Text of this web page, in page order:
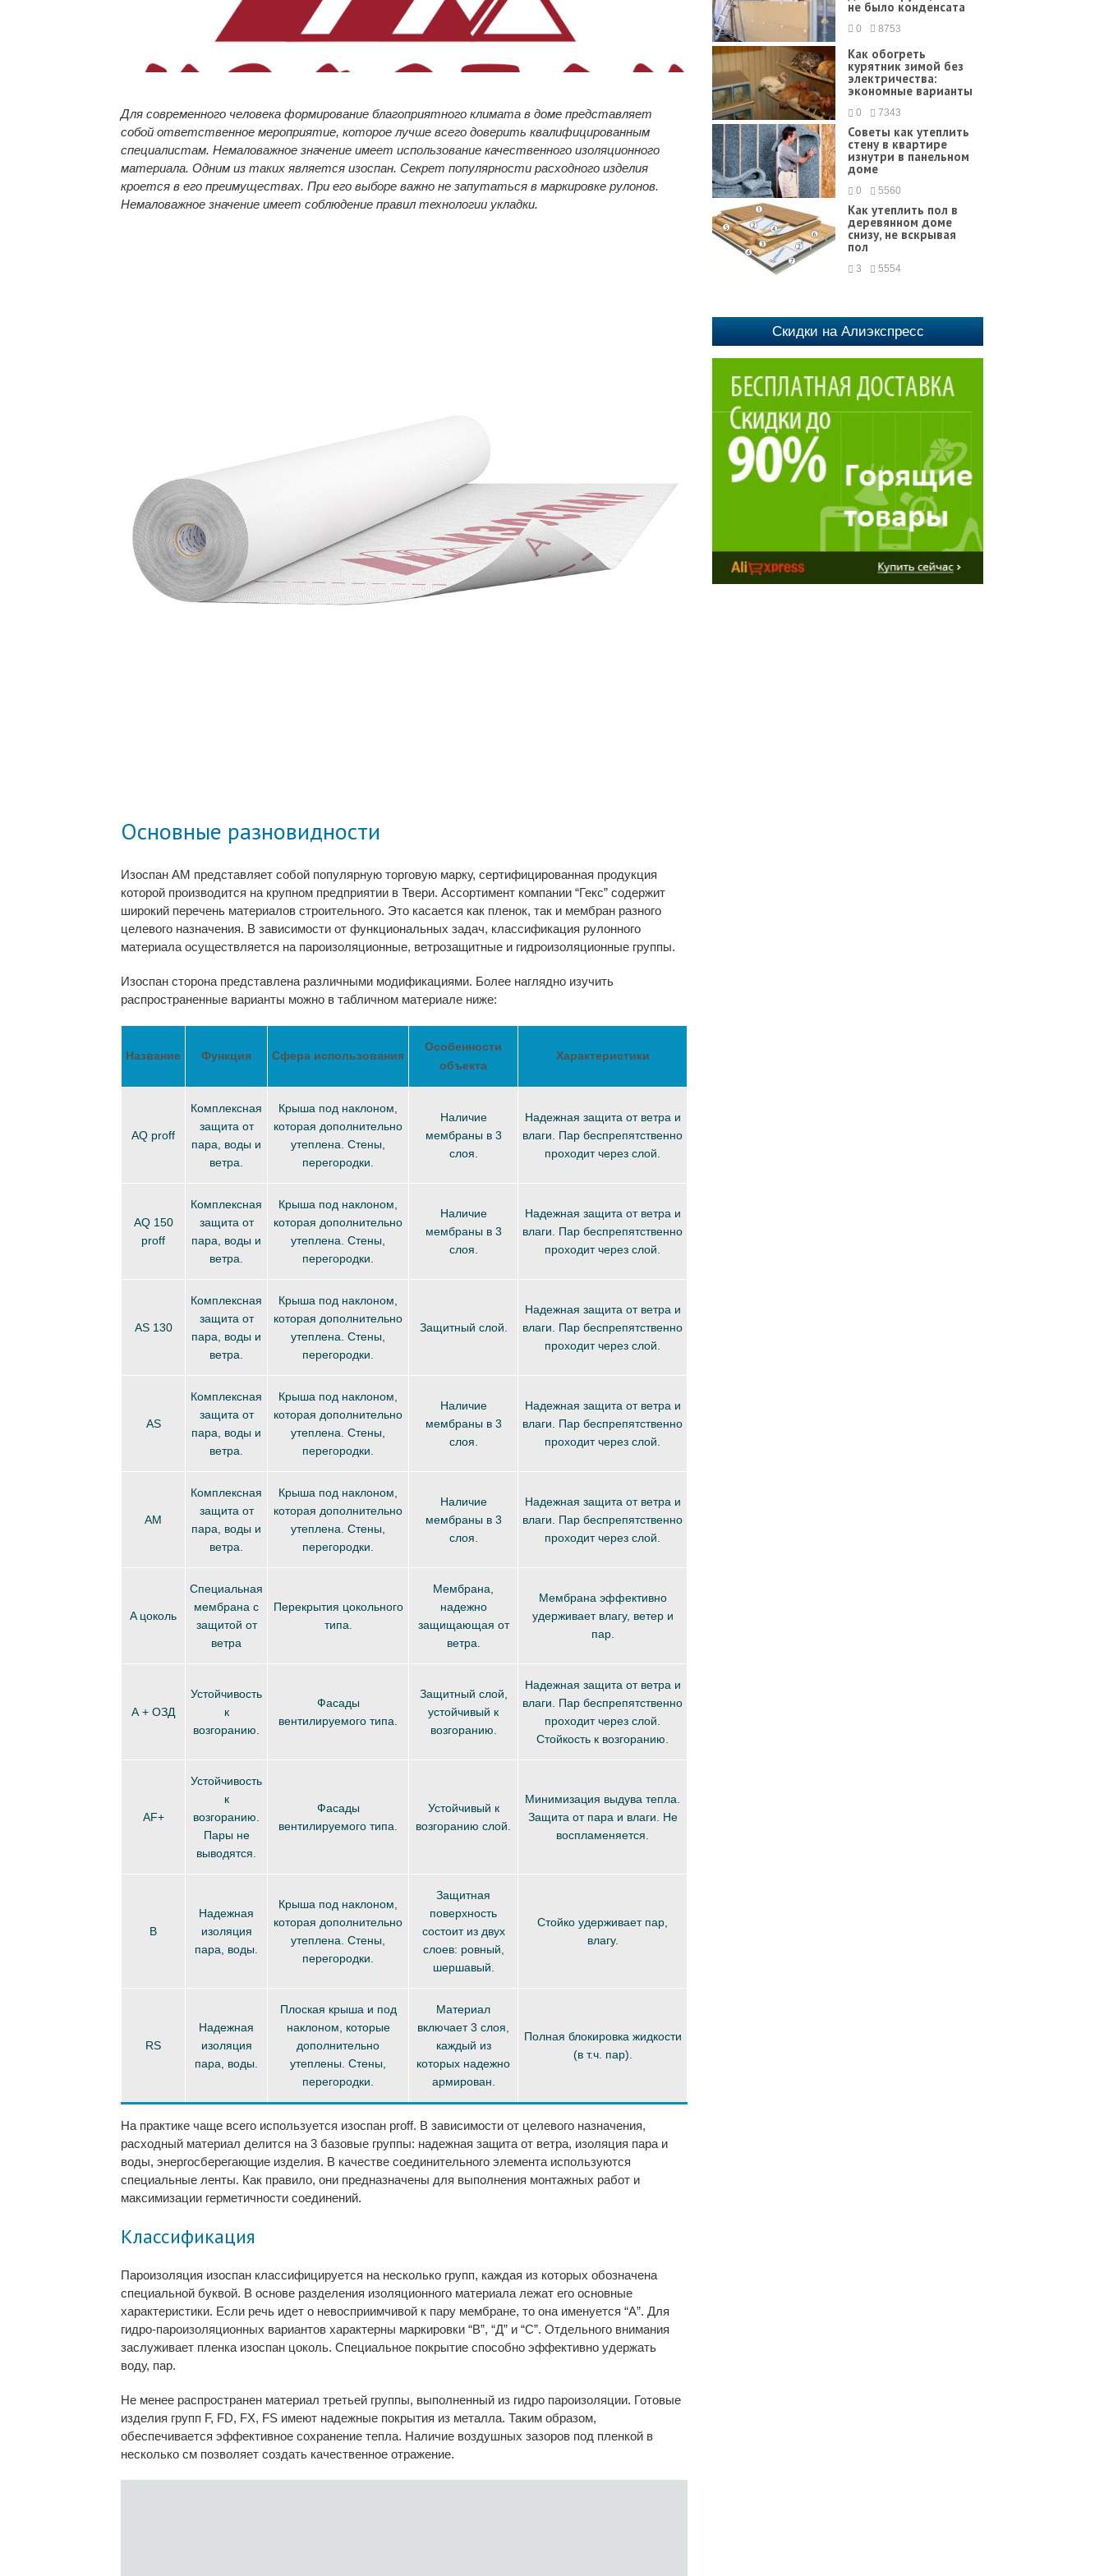
Для современного человека формирование благоприятного климата в доме представляет
собой ответственное мероприятие, которое лучше всего доверить квалифицированным
специалистам. Немаловажное значение имеет использование качественного изоляционного
материала. Одним из таких является изоспан. Секрет популярности расходного изделия
кроется в его преимуществах. При его выборе важно не запутаться в маркировке рулонов.
Немаловажное значение имеет соблюдение правил технологии укладки.
Основные разновидности
Изоспан АМ представляет собой популярную торговую марку, сертифицированная продукция
которой производится на крупном предприятии в Твери. Ассортимент компании “Гекс” содержит
широкий перечень материалов строительного. Это касается как пленок, так и мембран разного
целевого назначения. В зависимости от функциональных задач, классификация рулонного
материала осуществляется на пароизоляционные, ветрозащитные и гидроизоляционные группы.
Изоспан сторона представлена различными модификациями. Более наглядно изучить
распространенные варианты можно в табличном материале ниже:
Название Функция Сфера использования
Особенности
объекта
Характеристики
AQ proff
Комплексная
защита от
пара, воды и
ветра.
Крыша под наклоном,
которая дополнительно
утеплена. Стены,
перегородки.
Наличие
мембраны в 3
слоя.
Надежная защита от ветра и
влаги. Пар беспрепятственно
проходит через слой.
AQ 150
proff
Комплексная
защита от
пара, воды и
ветра.
Крыша под наклоном,
которая дополнительно
утеплена. Стены,
перегородки.
Наличие
мембраны в 3
слоя.
Надежная защита от ветра и
влаги. Пар беспрепятственно
проходит через слой.
AS 130
Комплексная
защита от
пара, воды и
ветра.
Крыша под наклоном,
которая дополнительно
утеплена. Стены,
перегородки.
Защитный слой.
Надежная защита от ветра и
влаги. Пар беспрепятственно
проходит через слой.
AS
Комплексная
защита от
пара, воды и
ветра.
Крыша под наклоном,
которая дополнительно
утеплена. Стены,
перегородки.
Наличие
мембраны в 3
слоя.
Надежная защита от ветра и
влаги. Пар беспрепятственно
проходит через слой.
AM
Комплексная
защита от
пара, воды и
ветра.
Крыша под наклоном,
которая дополнительно
утеплена. Стены,
перегородки.
Наличие
мембраны в 3
слоя.
Надежная защита от ветра и
влаги. Пар беспрепятственно
проходит через слой.
A цоколь
Специальная
мембрана с
защитой от
ветра
Перекрытия цокольного
типа.
Мембрана,
надежно
защищающая от
ветра.
Мембрана эффективно
удерживает влагу, ветер и
пар.
А + ОЗД
Устойчивость
к
возгоранию.
Фасады
вентилируемого типа.
Защитный слой,
устойчивый к
возгоранию.
Надежная защита от ветра и
влаги. Пар беспрепятственно
проходит через слой.
Стойкость к возгоранию.
AF+
Устойчивость
к
возгоранию.
Пары не
выводятся.
Фасады
вентилируемого типа.
Устойчивый к
возгоранию слой.
Минимизация выдува тепла.
Защита от пара и влаги. Не
воспламеняется.
B
Надежная
изоляция
пара, воды.
Крыша под наклоном,
которая дополнительно
утеплена. Стены,
перегородки.
Защитная
поверхность
состоит из двух
слоев: ровный,
шершавый.
Стойко удерживает пар,
влагу.
RS
Надежная
изоляция
пара, воды.
Плоская крыша и под
наклоном, которые
дополнительно
утеплены. Стены,
перегородки.
Материал
включает 3 слоя,
каждый из
которых надежно
армирован.
Полная блокировка жидкости
(в т.ч. пар).
На практике чаще всего используется изоспан proff. В зависимости от целевого назначения,
расходный материал делится на 3 базовые группы: надежная защита от ветра, изоляция пара и
воды, энергосберегающие изделия. В качестве соединительного элемента используются
специальные ленты. Как правило, они предназначены для выполнения монтажных работ и
максимизации герметичности соединений.
Классификация
Пароизоляция изоспан классифицируется на несколько групп, каждая из которых обозначена
специальной буквой. В основе разделения изоляционного материала лежат его основные
характеристики. Если речь идет о невосприимчивой к пару мембране, то она именуется “А”. Для
гидро-пароизоляционных вариантов характерны маркировки “B”, “Д” и “С”. Отдельного внимания
заслуживает пленка изоспан цоколь. Специальное покрытие способно эффективно удержать
воду, пар.
Не менее распространен материал третьей группы, выполненный из гидро пароизоляции. Готовые
изделия групп F, FD, FX, FS имеют надежные покрытия из металла. Таким образом,
обеспечивается эффективное сохранение тепла. Наличие воздушных зазоров под пленкой в
несколько см позволяет создать качественное отражение.
не было конденсата
0 8753
Как обогреть
курятник зимой без
электричества:
экономные варианты
0 7343
Советы как утеплить
стену в квартире
изнутри в панельном
доме
0 5560
Как утеплить пол в
деревянном доме
снизу, не вскрывая
пол
3 5554
Скидки на Алиэкспресс